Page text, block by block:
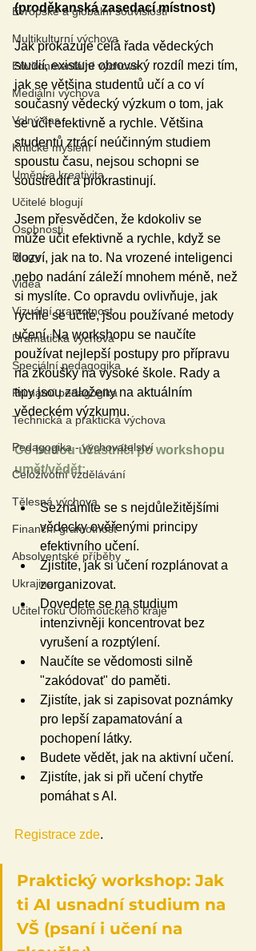
Evropské a globální souvislosti
Multikulturní výchova
Environmentální výchova
Mediální výchova
Volný čas
Kritické myšlení
Umění a kreativita
Učitelé blogují
Osobnosti
Blogy
Videa
Vizuální gramotnost
Dramatická výchova
Speciální pedagogika
Primární pedagogika
Technická a praktická výchova
Pedagogika - vychovatelství
Celoživotní vzdělávání
Tělesná výchova
Finanční gramotnost
Absolventské příběhy
Ukrajina
Učitel roku Olomouckého kraje
(proděkanská zasedací místnost)
Jak prokazuje celá řada vědeckých
studií, existuje obrovský rozdíl mezi tím,
jak se většina studentů učí a co ví
současný vědecký výzkum o tom, jak
se učit efektivně a rychle. Většina
studentů ztrácí neúčinným studiem
spoustu času, nejsou schopni se
soustředit a prokrastinují.
Jsem přesvědčen, že kdokoliv se
může učit efektivně a rychle, když se
dozví, jak na to. Na vrozené inteligenci
nebo nadání záleží mnohem méně, než
si myslíte. Co opravdu ovlivňuje, jak
rychle se učíte, jsou používané metody
učení. Na workshopu se naučíte
používat nejlepší postupy pro přípravu
na zkoušky na vysoké škole. Rady a
tipy jsou založeny na aktuálním
vědeckém výzkumu.
Co budou účastníci po workshopu
umět/vědět:
Seznámíte se s nejdůležitějšími
vědecky ověřenými principy
efektivního učení.
Zjistíte, jak si učení rozplánovat a
zorganizovat.
Dovedete se na studium
intenzivněji koncentrovat bez
vyrušení a rozptýlení.
Naučíte se vědomosti silně
"zakódovat" do paměti.
Zjistíte, jak si zapisovat poznámky
pro lepší zapamatování a
pochopení látky.
Budete vědět, jak na aktivní učení.
Zjistíte, jak si při učení chytře
pomáhat s AI.
Registrace zde.
Praktický workshop: Jak
ti AI usnadní studium na
VŠ (psaní i učení na